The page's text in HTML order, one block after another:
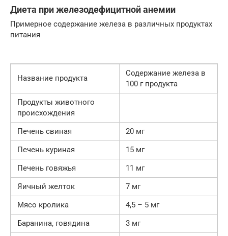
Диета при железодефицитной анемии
Примерное содержание железа в различных продуктах
питания
Название продукта
Содержание железа в
100 г продукта
Продукты животного
происхождения
Печень свиная
20 мг
Печень куриная
15 мг
Печень говяжья
11 мг
Яичный желток
7 мг
Мясо кролика
4,5 – 5 мг
Баранина, говядина
3 мг